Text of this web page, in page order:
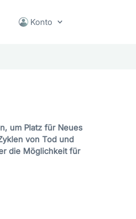
Konto
um Platz für Neues
von Tod und
die Möglichkeit für